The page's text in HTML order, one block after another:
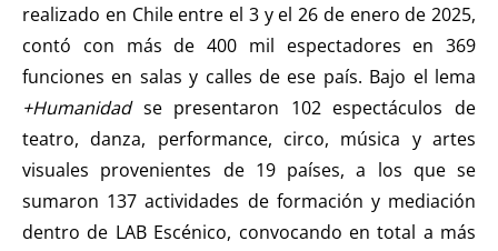
realizado en Chile entre el 3 y el 26 de enero de 2025,
contó con más de 400 mil espectadores en 369
funciones en salas y calles de ese país. Bajo el lema
+Humanidadse presentaron 102 espectáculos de
teatro, danza, performance, circo, música y artes
visuales provenientes de 19 países, a los que se
sumaron 137 actividades de formación y mediación
dentro de LAB Escénico, convocando en total a más